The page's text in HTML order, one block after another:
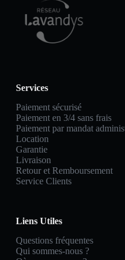
Services
Paiement sécurisé
Paiement en 3/4 sans frais
Paiement par mandat
Location
Garantie
Livraison
Retour et Remboursement
Service Clients
Liens Utiles
Questions fréquentes
Qui sommes-nous ?